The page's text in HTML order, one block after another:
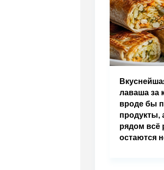
лаваша за
вроде бы
продукты,
рядом всё
остаются